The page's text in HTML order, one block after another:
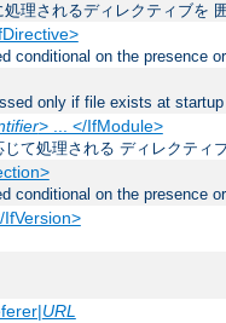
理されるディレクティブを
conditional on the presence
only if file exists at startup
> ... </IfModule>
て処理される ディレクティ
conditional on the presence
IfVersion>
URL